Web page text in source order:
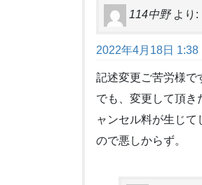
114中野 より:
2022年4月18日 1:38
記述変更ご苦労様で
でも、変更して頂き
ャンセル料が生じ
ので悪しからず。